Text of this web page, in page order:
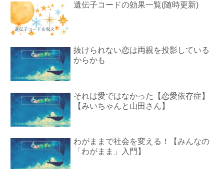
遺伝子コードの効果一覧(随時更新)
抜けられない恋は両親を投影している
からかも
それは愛ではなかった【恋愛依存症】
【みいちゃんと山田さん】
わがままで社会を変える！【みんなの
「わがまま」入門】